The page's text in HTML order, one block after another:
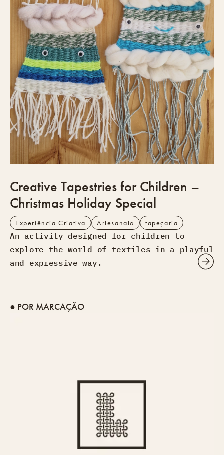
Creative Tapestries for Children –
Christmas Holiday Special
Experiência Criativa Artesanato tapeçaria
An activity designed for children to
explore the world of textiles in a playful
and expressive way.
● POR MARCAÇÃO